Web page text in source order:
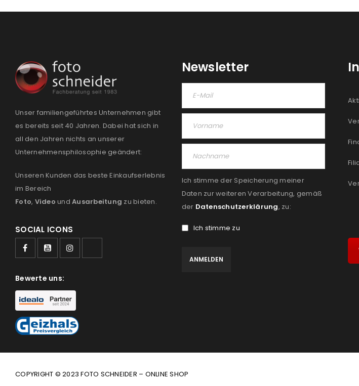
Unser familiengeführtes Unternehmen gibt
es bereits seit 40 Jahren. Dabei hat sich in
all den Jahren nichts an unserer
Unternehmensphilosophie geändert:
Unseren Kunden das beste Einkaufserlebnis
im Bereich
Foto, Video und Ausarbeitung zu bieten.
SOCIAL ICONS
Bewerte uns:
Newsletter
Ich stimme der Speicherung meiner
Daten zur weiteren Verarbeitung, gemäß
der Datenschutzerklärung, zu:
Ich stimme zu
COPYRIGHT © 2023 FOTO SCHNEIDER – ONLINE SHOP